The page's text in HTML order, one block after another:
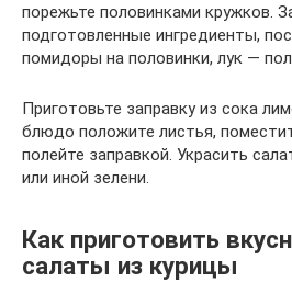
порежьте половинками кружков.
подготовленные ингредиенты,
помидоры на половинки, лук —
Приготовьте заправку из сока
блюдо положите листья,
полейте заправкой. Украсить
или иной зелени.
Как приготовить
салаты из курицы